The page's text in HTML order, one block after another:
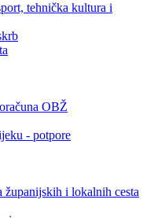
tehnička kultura i
OBŽ
- potpore
županijskih i lokalnih cesta